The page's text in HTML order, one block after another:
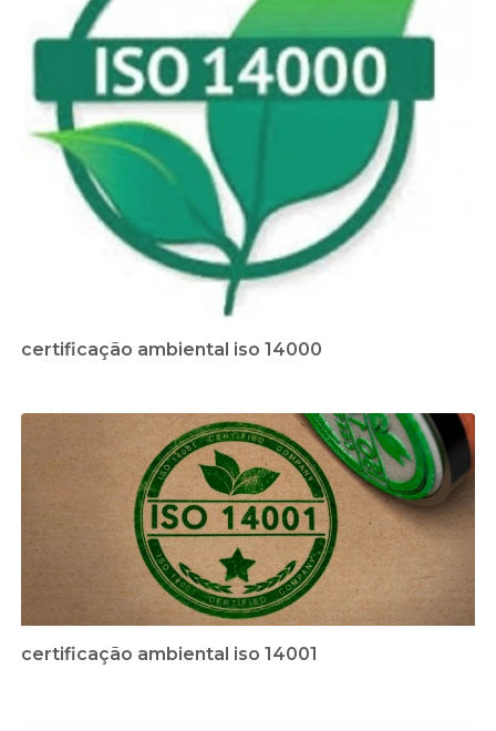
certificação ambiental iso 14000
certificação ambiental iso 14001